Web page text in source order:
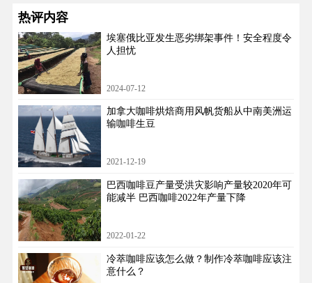
热评内容
埃塞俄比亚发生恶劣绑架事件！安全程度令
人担忧
2024-07-12
加拿大咖啡烘焙商用风帆货船从中南美洲运
输咖啡生豆
2021-12-19
巴西咖啡豆产量受洪灾影响产量较2020年可
能减半 巴西咖啡2022年产量下降
2022-01-22
冷萃咖啡应该怎么做？制作冷萃咖啡应该注
意什么？